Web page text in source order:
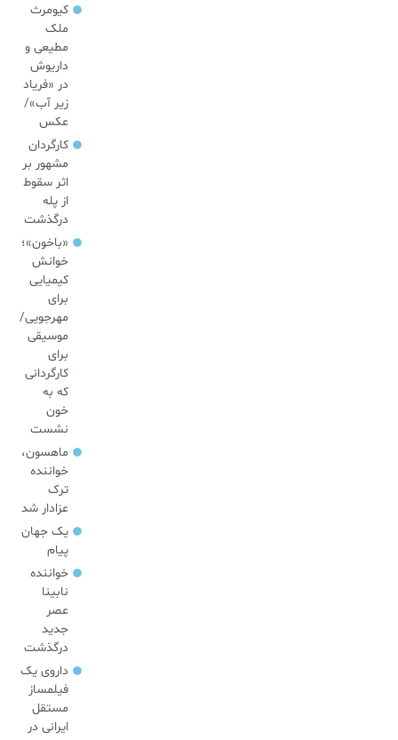
کیومرث
ملک
مطیعی و
داریوش
در «فریاد
زیر آب»/
عکس
کارگردان
مشهور بر
اثر سقوط
از پله
درگذشت
«باخون»‌؛
خوانش
کیمیایی
برای
مهرجویی/
موسیقی
برای
کارگردانی
که به
خون
نشست
ماهسون،
خواننده
ترک
عزادار شد
یک جهان
پیام
خواننده
نابینا
عصر
جدید
درگذشت
داروی یک
فیلمساز
مستقل
ایرانی در